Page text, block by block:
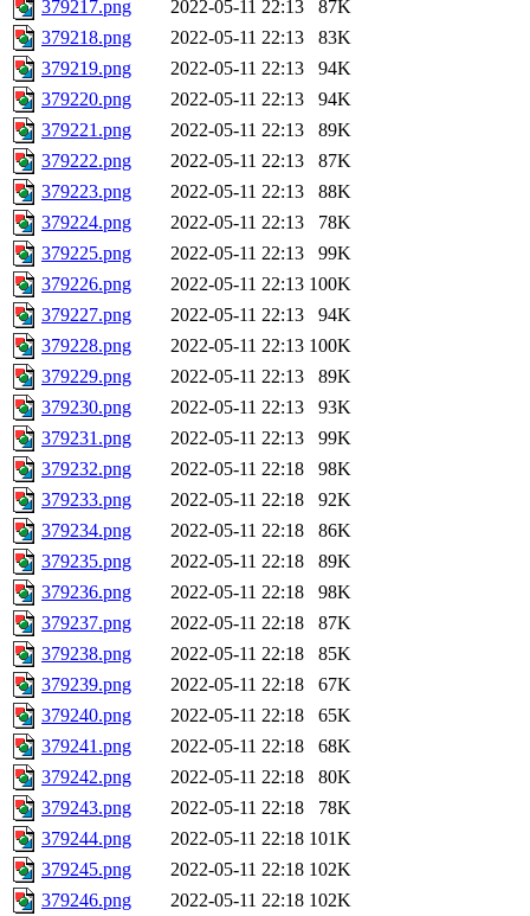
379217.png 2022-05-11 22:13
87K
379218.png
2022-05-11 22:13
83K
379219.png
2022-05-11 22:13
94K
379220.png
2022-05-11 22:13
94K
379221.png
2022-05-11 22:13
89K
379222.png
2022-05-11 22:13
87K
379223.png
2022-05-11 22:13
88K
379224.png
2022-05-11 22:13
78K
379225.png
2022-05-11 22:13
99K
379226.png
2022-05-11 22:13 100K
379227.png
2022-05-11 22:13
94K
379228.png
2022-05-11 22:13 100K
379229.png
2022-05-11 22:13
89K
379230.png
2022-05-11 22:13
93K
379231.png
2022-05-11 22:13
99K
379232.png
2022-05-11 22:18
98K
379233.png
2022-05-11 22:18
92K
379234.png
2022-05-11 22:18
86K
379235.png
2022-05-11 22:18
89K
379236.png
2022-05-11 22:18
98K
379237.png
2022-05-11 22:18
87K
379238.png
2022-05-11 22:18
85K
379239.png
2022-05-11 22:18
67K
379240.png
2022-05-11 22:18
65K
379241.png
2022-05-11 22:18
68K
379242.png
2022-05-11 22:18
80K
379243.png
2022-05-11 22:18
78K
379244.png
2022-05-11 22:18 101K
379245.png
2022-05-11 22:18 102K
379246.png
2022-05-11 22:18 102K